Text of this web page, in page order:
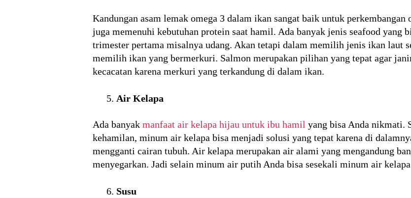
Kandungan asam lemak omega 3 dalam ikan sangat baik untuk
juga memenuhi kebutuhan protein saat hamil. Ada banyak jenis seafood yang
trimester pertama misalnya udang. Akan tetapi dalam memilih jenis ikan laut
memilih ikan yang bermerkuri. Salmon merupakan pilihan yang tepat agar
kecacatan karena merkuri yang terkandung di dalam ikan.
Air Kelapa
Ada banyak manfaat air kelapa hijau untuk ibu hamil yang bisa Anda nikmati.
kehamilan, minum air kelapa bisa menjadi solusi yang tepat karena di
mengganti cairan tubuh. Air kelapa merupakan air alami yang mengandung
menyegarkan. Jadi selain minum air putih Anda bisa sesekali minum air
Susu